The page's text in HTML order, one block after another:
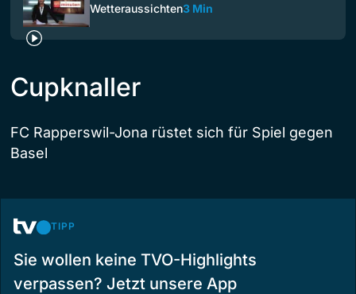
Wetteraussichten3 Min
Cupknaller
FC Rapperswil-Jona rüstet sich für Spiel gegen
Basel
TIPP
Sie wollen keine TVO-Highlights
verpassen? Jetzt unsere App